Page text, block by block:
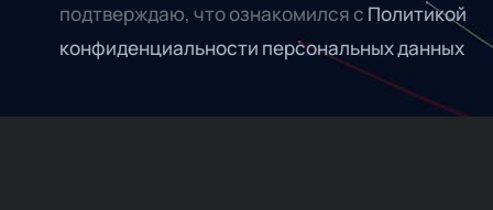
подтверждаю, что ознакомился с Политикой
конфиденциальности персональных данных